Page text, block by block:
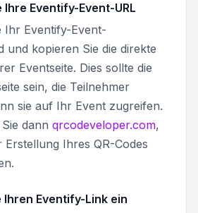
Ihre Eventify-Event-URL
Ihr Eventify-Event-
und kopieren Sie die direkte
Eventseite. Dies sollte die
sein, die Teilnehmer
sie auf Ihr Event zugreifen.
dann qrcodeveloper.com,
Erstellung Ihres QR-Codes
Ihren Eventify-Link ein